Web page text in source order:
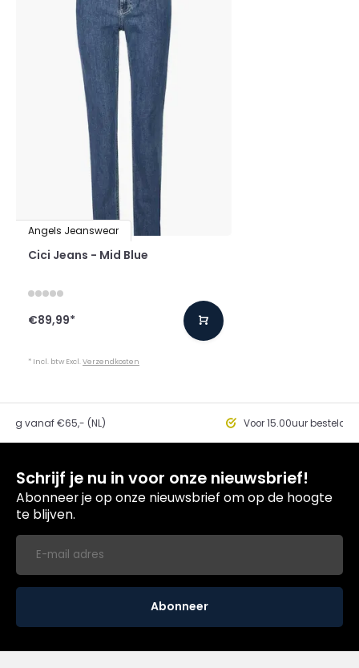
Angels Jeanswear
Cici Jeans - Mid Blue
€89,99*
* Incl. btw Excl.Verzendkosten
vanaf €65,- (NL) Voor 15.00uur besteld,
Schrijf je nu in voor onze nieuwsbrief!
Abonneer je op onze nieuwsbrief om op de hoogte
te blijven.
Abonneer